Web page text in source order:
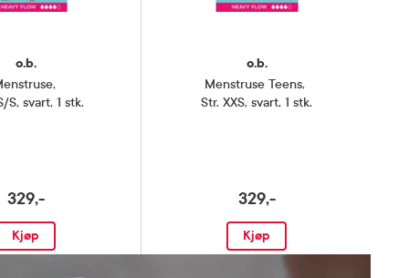
o.b.
,
S, svart, 1 stk.
329,-
Kjøp
o.b.
Menstruse Teens,
Str. XXS, svart, 1 stk.
329,-
Kjøp